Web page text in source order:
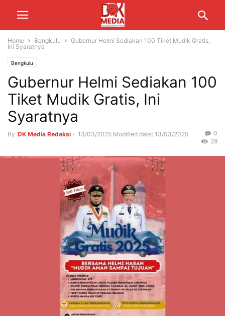
Home Bengkulu
Gubernur Helmi Sediakan 100 Tiket Mudik Gratis,
Ini Syaratnya
Bengkulu
Gubernur Helmi Sediakan 100
Tiket Mudik Gratis, Ini
Syaratnya
By DK Media Redaksi - 13/03/2025 Modified date: 13/03/2025
0
28